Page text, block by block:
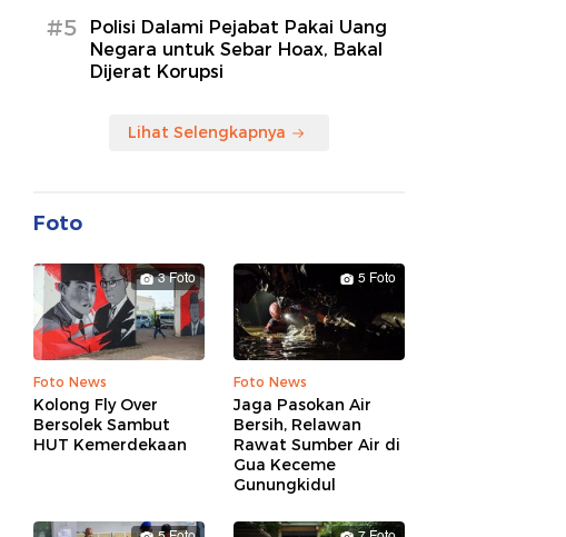
#5
Polisi Dalami Pejabat Pakai Uang
Negara untuk Sebar Hoax, Bakal
Dijerat Korupsi
Lihat Selengkapnya
Foto
3 Foto
Foto News
Kolong Fly Over
Bersolek Sambut
HUT Kemerdekaan
5 Foto
Foto News
Jaga Pasokan Air
Bersih, Relawan
Rawat Sumber Air di
Gua Keceme
Gunungkidul